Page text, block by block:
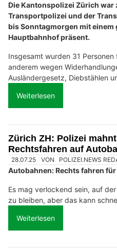
Die Kantonspolizei Zürich war
Transportpolizei und der
bis Sonntagmorgen mit einem
Hauptbahnhof präsent.
Insgesamt wurden 31
anderem wegen
Ausländergesetz, Diebstählen
Weiterlesen
Zürich ZH: Polizei
Rechtsfahren auf
28.07.25 VON POLIZEI.NEWS
Autobahnen: Rechts fahren
Es mag verlockend sein, auf
zu bleiben, aber das kann
Weiterlesen